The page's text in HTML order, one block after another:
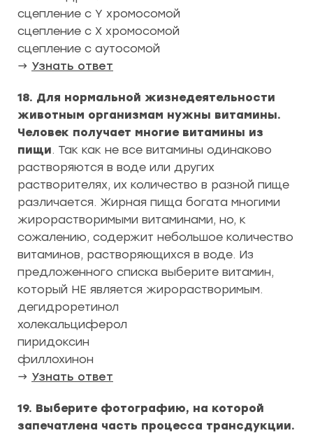
сцепление с Y хромосомой
сцепление с X хромосомой
сцепление с аутосомой
→ Узнать ответ
18. Для нормальной жизнедеятельности
животным организмам нужны витамины.
Человек получает многие витамины из
пищи. Так как не все витамины одинаково
растворяются в воде или других
растворителях, их количество в разной пище
различается. Жирная пища богата многими
жирорастворимыми витаминами, но, к
сожалению, содержит небольшое количество
витаминов, растворяющихся в воде. Из
предложенного списка выберите витамин,
который НЕ является жирорастворимым.
дегидроретинол
холекальциферол
пиридоксин
филлохинон
→ Узнать ответ
19. Выберите фотографию, на которой
запечатлена часть процесса трансдукции.